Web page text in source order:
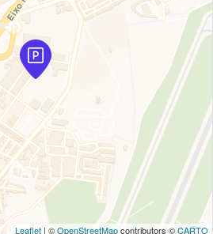
Leaflet | ©OpenStreetMapcontributors ©CARTO